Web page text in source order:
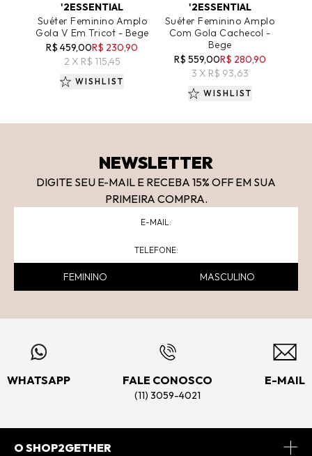
'2ESSENTIAL
Suéter Feminino Amplo
Gola V Em Tricot - Bege
R$ 459,00R$ 230,90
2 X R$ 115,45
WISHLIST
'2ESSENTIAL
Suéter Feminino Amplo
Com Gola Cachecol -
Bege
R$ 559,00R$ 280,90
3 X R$ 93,63
WISHLIST
NEWSLETTER
DIGITE SEU E-MAIL E RECEBA 15% OFF EM SUA
PRIMEIRA COMPRA.
FEMININO MASCULINO
WHATSAPP FALE CONOSCO
(11) 3059-4021
E-MAIL
O SHOP2GETHER